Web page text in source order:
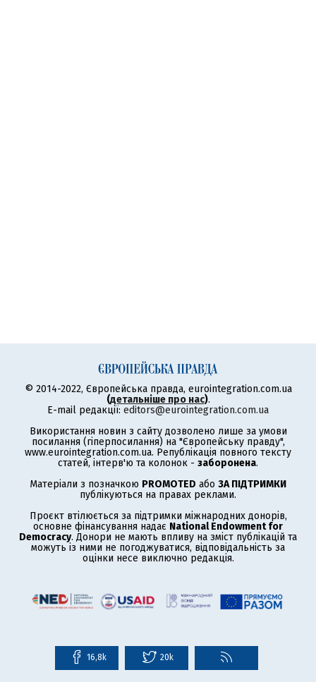
© 2014-2022, Європейська правда, eurointegration.com.ua
(детальніше про нас).
E-mail редакції: editors@eurointegration.com.ua
Використання новин з сайту дозволено лише за умови
посилання (гіперпосилання) на "Європейську правду",
www.eurointegration.com.ua. Републікація повного тексту
статей, інтерв'ю та колонок - заборонена.
Матеріали з позначкою PROMOTED або ЗА ПІДТРИМКИ
публікуються на правах реклами.
Проєкт втілюється за підтримки міжнародних донорів,
основне фінансування надає National Endowment for
Democracy. Донори не мають впливу на зміст публікацій та
можуть із ними не погоджуватися, відповідальність за
оцінки несе виключно редакція.
16,8k 20k